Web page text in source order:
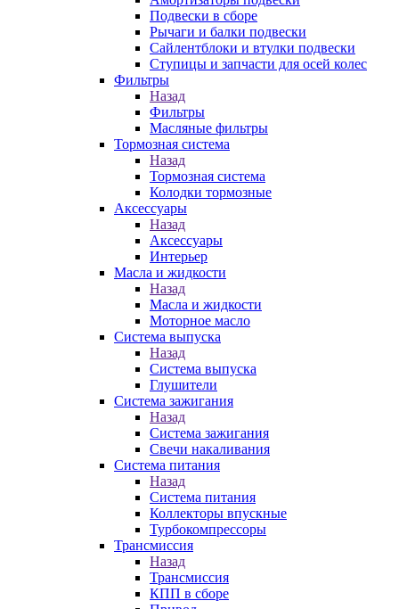
Подвески в сборе
Рычаги и балки подвески
Сайлентблоки и втулки подвески
Ступицы и запчасти для осей колес
Фильтры
Назад
Фильтры
Масляные фильтры
Тормозная система
Назад
Тормозная система
Колодки тормозные
Аксессуары
Назад
Аксессуары
Интерьер
Масла и жидкости
Назад
Масла и жидкости
Моторное масло
Система выпуска
Назад
Система выпуска
Глушители
Система зажигания
Назад
Система зажигания
Свечи накаливания
Система питания
Назад
Система питания
Коллекторы впускные
Турбокомпрессоры
Трансмиссия
Назад
Трансмиссия
КПП в сборе